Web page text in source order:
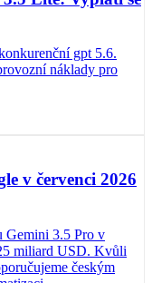
gpt 5.6.
náklady pro
v červenci 2026
Gemini 3.5 Pro v
miliard USD. Kvůli
českým